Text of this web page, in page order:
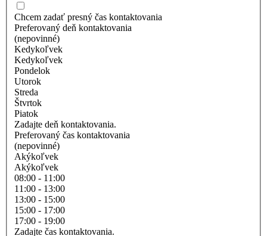
Chcem zadať presný čas kontaktovania
Preferovaný deň kontaktovania
(nepovinné)
Kedykoľvek
Kedykoľvek
Pondelok
Utorok
Streda
Štvrtok
Piatok
Zadajte deň kontaktovania.
Preferovaný čas kontaktovania
(nepovinné)
Akýkoľvek
Akýkoľvek
08:00 - 11:00
11:00 - 13:00
13:00 - 15:00
15:00 - 17:00
17:00 - 19:00
Zadajte čas kontaktovania.